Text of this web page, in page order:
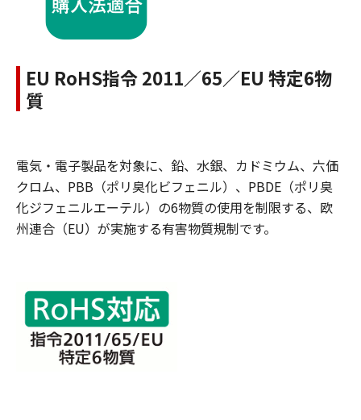
EU RoHS指令 2011／65／EU 特定6物
質
電気・電子製品を対象に、鉛、水銀、カドミウム、六価
クロム、PBB（ポリ臭化ビフェニル）、PBDE（ポリ臭
化ジフェニルエーテル）の6物質の使用を制限する、欧
州連合（EU）が実施する有害物質規制です。